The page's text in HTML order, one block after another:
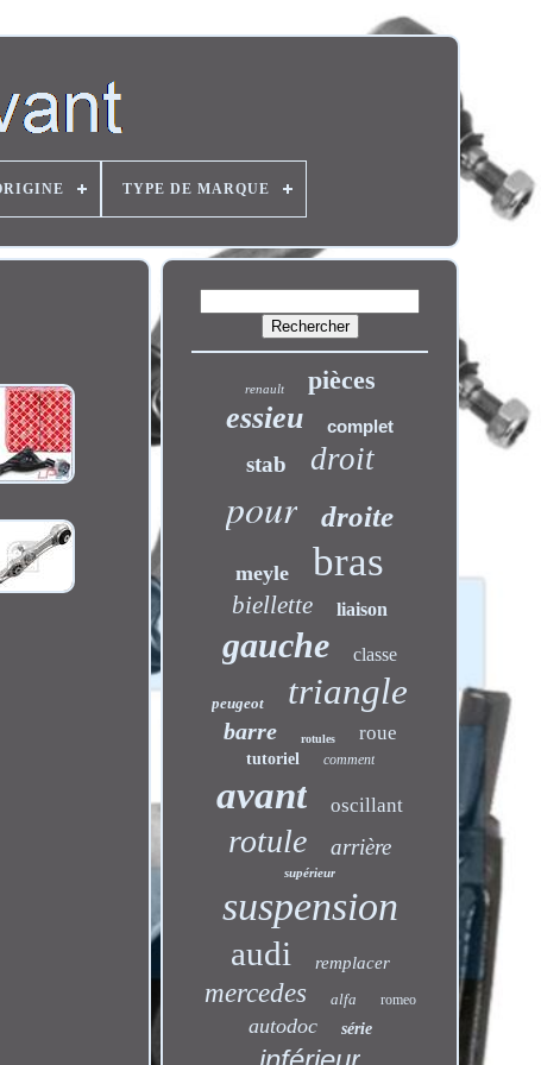
TYPE DE MARQUE
renault pièces
essieu complet
stab droit
pour droite
meyle bras
biellette liaison
gauche classe
peugeot triangle
barre rotules roue
tutoriel comment
avant oscillant
rotule arrière
supérieur
suspension
audi remplacer
mercedes alfa romeo
autodoc série